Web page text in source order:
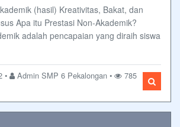
(hasil) Kreativitas, Bakat, dan
Apa itu Prestasi Non-Akademik?
adalah pencapaian yang diraih siswa
• Admin SMP 6 Pekalongan •
785